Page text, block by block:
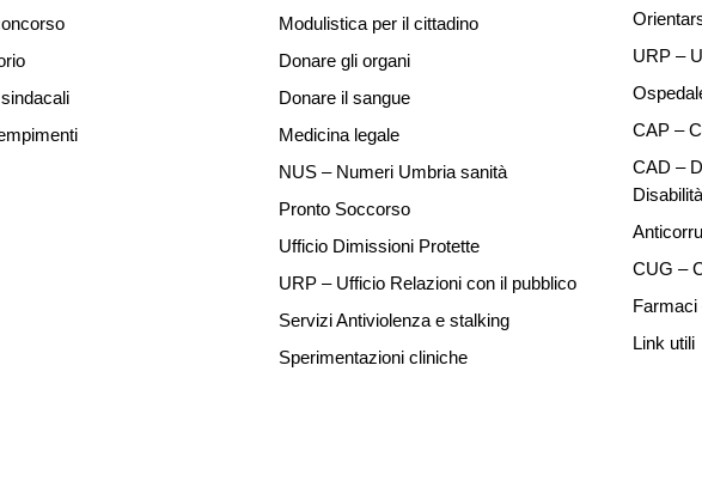
Modulistica per il cittadino
Donare gli organi
Donare il sangue
Medicina legale
NUS – Numeri Umbria sanità
Pronto Soccorso
Ufficio Dimissioni Protette
URP – Ufficio Relazioni con il pubblico
Servizi Antiviolenza e stalking
Sperimentazioni cliniche
URP –
CAP –
CAD –
Disabilità
CUG –
Farmaci
Link utili